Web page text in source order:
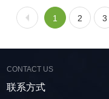
单就二者的使用时间来看，其
则更充足一些，用句不太合适
因此，在输出毫安数相差不是
镍氢电池来获得更长的使用时
行）。博研电源**生产锂离子电
1 2 3
CONTACT US
联系方式